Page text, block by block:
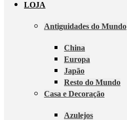
LOJA
Antiguidades do Mundo
China
Europa
Japão
Resto do Mundo
Casa e Decoração
Azulejos